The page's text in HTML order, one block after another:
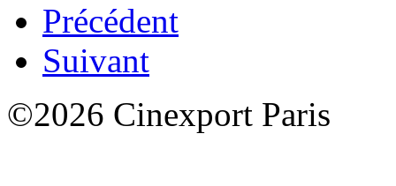
Précédent
Suivant
©2026 Cinexport Paris